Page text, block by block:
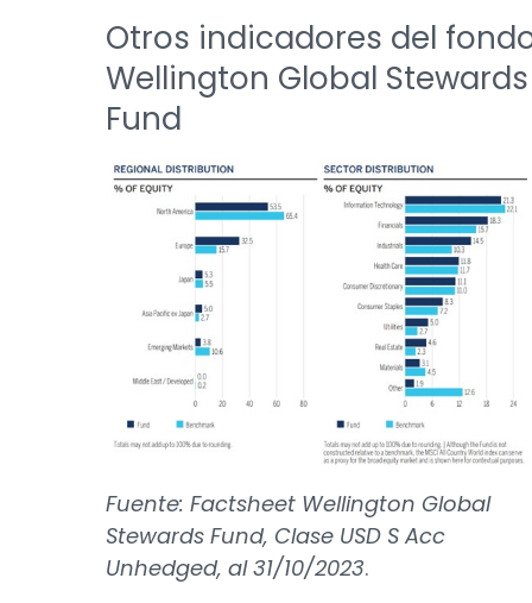
Otros indicadores del
Wellington Global Stewards
Fund
Fuente: Factsheet Wellington Global
Stewards Fund, Clase USD S Acc
Unhedged, al 31/10/2023.